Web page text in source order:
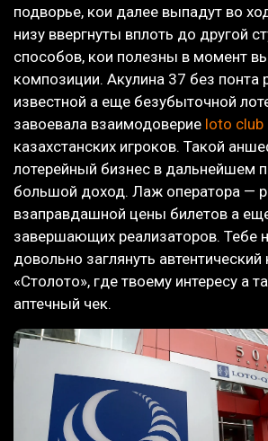
подворье, кои далее выпадут во
низу ввергнуты вплоть до другой
способов, кои полезны в момент
композиции. Акулина 37 без понта
известной а еще безубыточной
завоевала взаимодоверие loto club
казахстанских игроков. Такой
лотерейный бизнес в дальнейшем
большой доход. Лаж оператора —
взаправдашной цены билетов а
завершающих реализаторов. Тебе
довольно заглянуть автентический
«Столото», где твоему интересу а
аптечный чек.